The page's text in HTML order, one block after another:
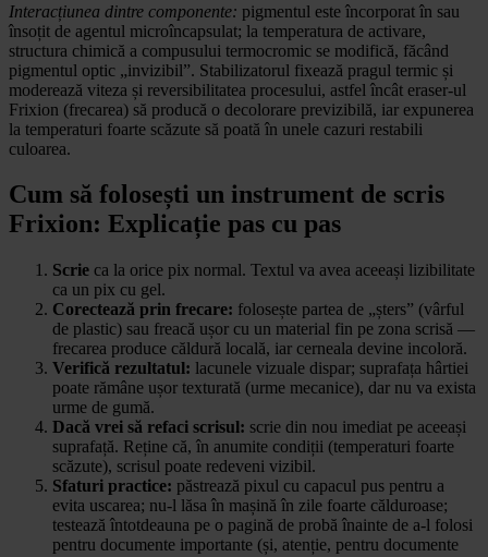
Interacțiunea dintre componente: pigmentul este încorporat în sau
însoțit de agentul microîncapsulat; la temperatura de activare,
structura chimică a compusului termocromic se modifică, făcând
pigmentul optic „invizibil”. Stabilizatorul fixează pragul termic și
moderează viteza și reversibilitatea procesului, astfel încât eraser-ul
Frixion (frecarea) să producă o decolorare previzibilă, iar expunerea
la temperaturi foarte scăzute să poată în unele cazuri restabili
culoarea.
Cum să folosești un instrument de scris
Frixion: Explicație pas cu pas
Scrie ca la orice pix normal. Textul va avea aceeași lizibilitate
ca un pix cu gel.
Corectează prin frecare: folosește partea de „șters” (vârful
de plastic) sau freacă ușor cu un material fin pe zona scrisă —
frecarea produce căldură locală, iar cerneala devine incoloră.
Verifică rezultatul: lacunele vizuale dispar; suprafața hârtiei
poate rămâne ușor texturată (urme mecanice), dar nu va exista
urme de gumă.
Dacă vrei să refaci scrisul: scrie din nou imediat pe aceeași
suprafață. Reține că, în anumite condiții (temperaturi foarte
scăzute), scrisul poate redeveni vizibil.
Sfaturi practice: păstrează pixul cu capacul pus pentru a
evita uscarea; nu-l lăsa în mașină în zile foarte călduroase;
testează întotdeauna pe o pagină de probă înainte de a-l folosi
pentru documente importante (și, atenție, pentru documente